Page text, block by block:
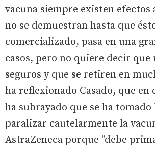
vacuna siempre existen efectos
no se demuestran hasta que
comercializado, pasa en una
casos, pero no quiere decir que
seguros y que se retiren en
ha reflexionado Casado, que en
ha subrayado que se ha
paralizar cautelarmente la
AstraZeneca porque "debe